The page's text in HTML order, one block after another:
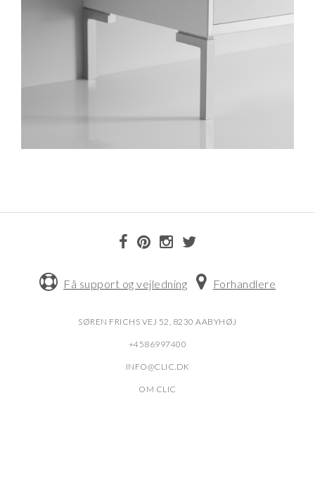
Få support og vejledning Forhandlere
SØREN FRICHS VEJ 52, 8230 AABYHØJ
+4586997400
INFO@CLIC.DK
OM CLIC